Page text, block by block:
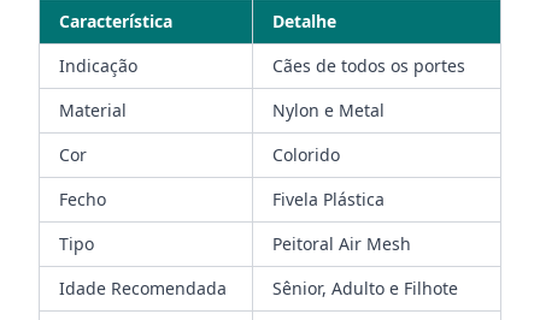
Característica
Detalhe
Indicação
Cães de todos os portes
Material
Nylon e Metal
Cor
Colorido
Fecho
Fivela Plástica
Tipo
Peitoral Air Mesh
Idade Recomendada
Sênior, Adulto e Filhote